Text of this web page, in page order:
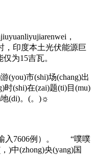
，
，印度本土光伏能源巨
为15吉瓦。
(you)市(shi)场(chang)出
时(shi)在(zai)题(ti)目(mu)
地(di)。(。)☼
输入7606例）。 “噗噗
中(zhong)央(yang)国